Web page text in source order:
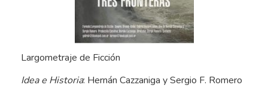
Largometraje de Ficción
Idea e Historia: Hernán Cazzaniga y Sergio F. Romero